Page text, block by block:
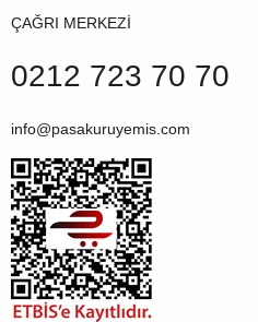
ÇAĞRI MERKEZİ
0212 723 70 70
info@pasakuruyemis.com